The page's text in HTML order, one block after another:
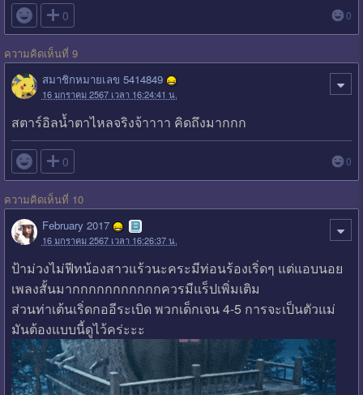
 0 0
ความคิดเห็นที่ 9
สมาชิกหมายเลข 5414849
16 มกราคม 2567 เวลา 16:24:41 น.
สตาร์อิลน้ำตาไหลจริงจ้าาาา คิดถึงมากกก
 0 0
ความคิดเห็นที่ 10
February 2017
16 มกราคม 2567 เวลา 16:26:37 น.
ป้าม่วงไม่ฟีทน้องสาวแร้วนะคระมีท่อนร้องเริ่ดๆ แต่แอบนอย
เพลงสั้นมากกกกกกกกกกกควรมีแร็ปเพิ่มเติม
ส่วนท่าเต้นเริ่ดกออีระเบิด พวกเด็กเจน 4-5 การจะเป็นตัวแม่
มันต้องแบบนี้ดูไว้คร่ะะะ